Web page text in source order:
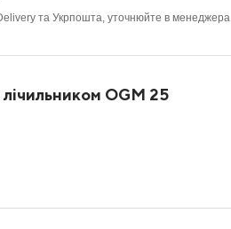
та Укрпошта, уточнюйте в менеджера
OGM 25